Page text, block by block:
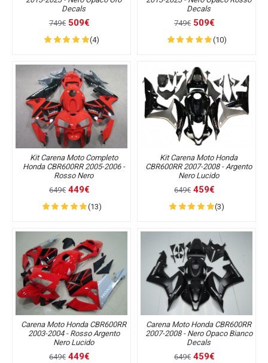
Decals
749€ 509€
(4)
Decals
749€ 509€
(10)
Kit Carena Moto Completo
Honda CBR600RR 2005-2006 -
Rosso Nero
649€ 449€
(13)
Kit Carena Moto Honda
CBR600RR 2007-2008 - Argento
Nero Lucido
649€ 459€
(3)
Carena Moto Honda CBR600RR
2003-2004 - Rosso Argento
Nero Lucido
649€ 449€
Carena Moto Honda CBR600RR
2007-2008 - Nero Opaco Bianco
Decals
649€ 459€